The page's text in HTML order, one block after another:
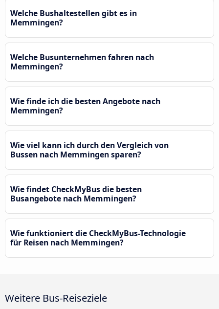
Welche Bushaltestellen gibt es in
Memmingen?
Welche Busunternehmen fahren nach
Memmingen?
Wie finde ich die besten Angebote nach
Memmingen?
Wie viel kann ich durch den Vergleich von
Bussen nach Memmingen sparen?
Wie findet CheckMyBus die besten
Busangebote nach Memmingen?
Wie funktioniert die CheckMyBus-Technologie
für Reisen nach Memmingen?
Weitere Bus-Reiseziele